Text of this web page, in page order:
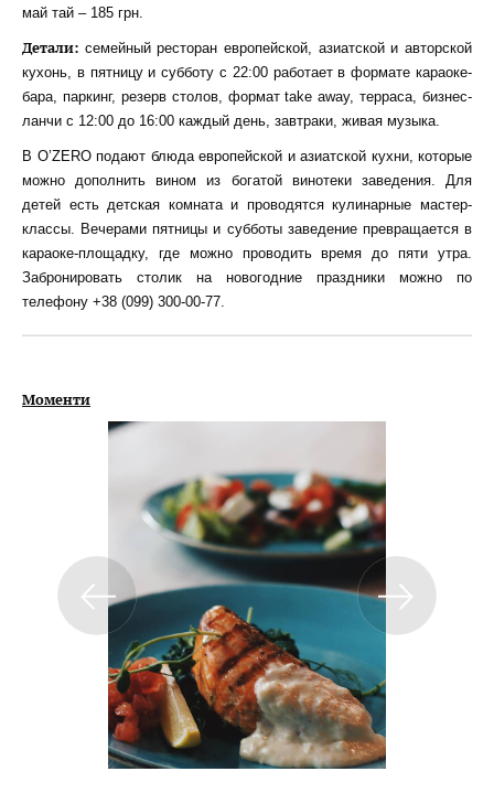
май тай – 185 грн.
Детали: семейный ресторан европейской, азиатской и авторской
кухонь, в пятницу и субботу с 22:00 работает в формате караоке-
бара, паркинг, резерв столов, формат take away, терраса, бизнес-
ланчи с 12:00 до 16:00 каждый день, завтраки, живая музыка.
В O’ZERO подают блюда европейской и азиатской кухни, которые
можно дополнить вином из богатой винотеки заведения. Для
детей есть детская комната и проводятся кулинарные мастер-
классы. Вечерами пятницы и субботы заведение превращается в
караоке-площадку, где можно проводить время до пяти утра.
Забронировать столик на новогодние праздники можно по
телефону +38 (099) 300-00-77.
Моменти